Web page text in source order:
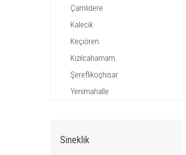
Çamlıdere
Kalecik
Keçiören
Kızılcahamam
Şereflikoçhisar
Yenimahalle
Sineklik